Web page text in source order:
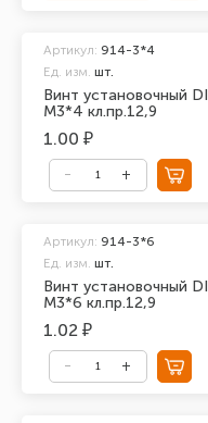
Винт установочный
М3*4 кл.пр.12,9
Артикул: 914-3*4
Ед. изм. шт.
1.00 ₽
Винт установочный
М3*6 кл.пр.12,9
Артикул: 914-3*6
Ед. изм. шт.
1.02 ₽